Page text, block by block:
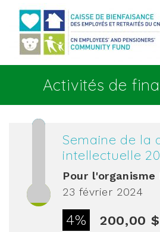
Activités de
Semaine de la
intellectuelle
Pour l'organisme
23 février 2024
4% 200,00 $